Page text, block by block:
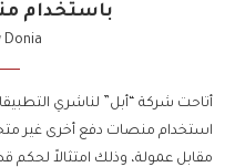
باستخدام
Donia
أتاحت شركة “أبل” لناشري
استخدام منصات دفع أخرى غير
مقابل عمولة، وذلك امتثالاً لحكم